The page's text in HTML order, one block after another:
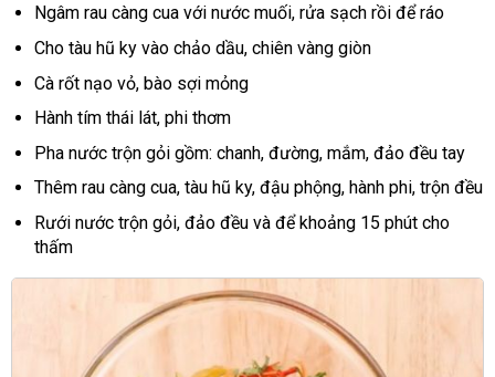
Ngâm rau càng cua với nước muối, rửa sạch rồi để ráo
Cho tàu hũ ky vào chảo dầu, chiên vàng giòn
Cà rốt nạo vỏ, bào sợi mỏng
Hành tím thái lát, phi thơm
Pha nước trộn gỏi gồm: chanh, đường, mắm, đảo đều tay
Thêm rau càng cua, tàu hũ ky, đậu phộng, hành phi, trộn đều
Rưới nước trộn gỏi, đảo đều và để khoảng 15 phút cho
thấm